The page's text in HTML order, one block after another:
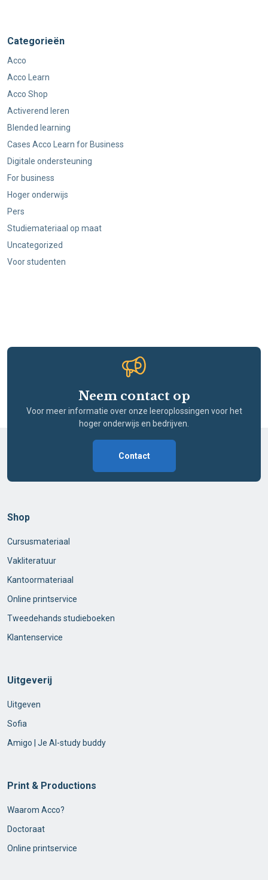
Categorieën
Acco
Acco Learn
Acco Shop
Activerend leren
Blended learning
Cases Acco Learn for Business
Digitale ondersteuning
For business
Hoger onderwijs
Pers
Studiemateriaal op maat
Uncategorized
Voor studenten
Neem contact op
Voor meer informatie over onze leeroplossingen voor het
hoger onderwijs en bedrijven.
Contact
Shop
Cursusmateriaal
Vakliteratuur
Kantoormateriaal
Online printservice
Tweedehands studieboeken
Klantenservice
Uitgeverij
Uitgeven
Sofia
Amigo | Je AI-study buddy
Print & Productions
Waarom Acco?
Doctoraat
Online printservice